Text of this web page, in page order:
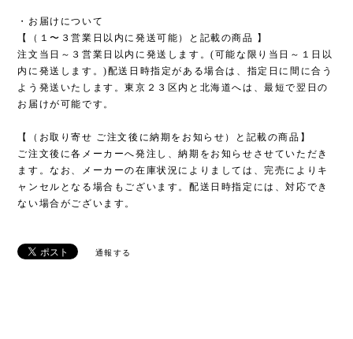
・お届けについて
【（１〜３営業日以内に発送可能）と記載の商品 】
注文当日～３営業日以内に発送します。(可能な限り当日～１日以
内に発送します。)配送日時指定がある場合は、指定日に間に合う
よう発送いたします。東京２３区内と北海道へは、最短で翌日の
お届けが可能です。
【（お取り寄せ ご注文後に納期をお知らせ）と記載の商品】
ご注文後に各メーカーへ発注し、納期をお知らせさせていただき
ます。なお、メーカーの在庫状況によりましては、完売によりキ
ャンセルとなる場合もございます。配送日時指定には、対応でき
ない場合がございます。
通報する